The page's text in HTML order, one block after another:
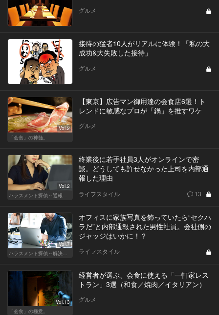
グルメ
接待の猛者10人がリアルに体験！「私の大
成功&大失敗した接待」
グルメ
Vol.2
「会食」の神髄。
【東京】広告マン御用達の会食店6選！ト
レンドに敏感なプロが「鍋」を推すワケ
グルメ
Vol.2
ハラスメント探偵～通報編～
終業後に若手社員3人がオンラインで密
談。どうしても許せなかった上司を内部通
報した理由
ライフスタイル 13
Vol.7
オフィスに家族写真を飾っていたら“セクハ
ラだ”と内部通報された男性社員。会社側の
ジャッジはいかに！？
ライフスタイル
Vol.13
「会食」の極意。
経営者が選ぶ、会食に使える「一軒家レス
トラン」3選（和食／焼肉／イタリアン）
グルメ